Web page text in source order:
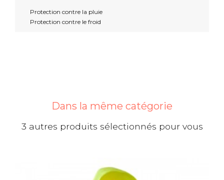
Protection contre la pluie
Protection contre le froid
Dans la même catégorie
3 autres produits sélectionnés pour vous